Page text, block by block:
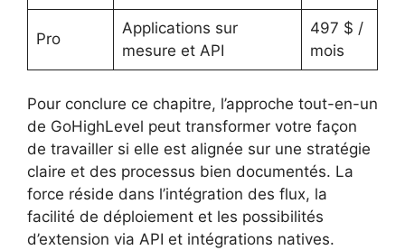
Pro
Applications sur
mesure et API
497 $ /
mois
Pour conclure ce chapitre, l’approche tout-en-un
de GoHighLevel peut transformer votre façon
de travailler si elle est alignée sur une stratégie
claire et des processus bien documentés. La
force réside dans l’intégration des flux, la
facilité de déploiement et les possibilités
d’extension via API et intégrations natives.